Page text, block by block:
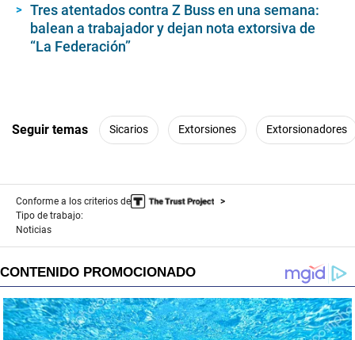
Tres atentados contra Z Buss en una semana:
balean a trabajador y dejan nota extorsiva de
“La Federación”
Seguir temas Sicarios Extorsiones Extorsionadores
Conforme a los criterios de
Tipo de trabajo:
Noticias